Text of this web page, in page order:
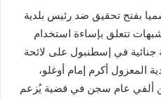
بفتح تحقيق ضد رئيس بلدية
تتعلق بإساءة استخدام
في إسطنبول على لائحة
المعزول أكرم إمام أوغلو،
ألفي عام سجن في قضية يُزعم